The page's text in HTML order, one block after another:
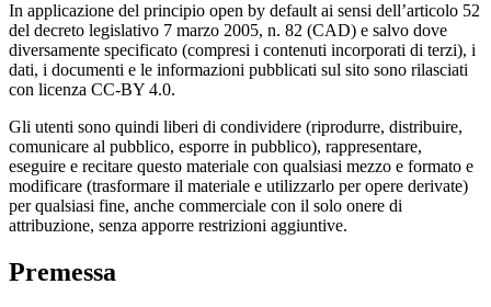
In applicazione del principio open by default ai sensi dell’articolo 52
del decreto legislativo 7 marzo 2005, n. 82 (CAD) e salvo dove
diversamente specificato (compresi i contenuti incorporati di terzi), i
dati, i documenti e le informazioni pubblicati sul sito sono rilasciati
con licenza CC-BY 4.0.
Gli utenti sono quindi liberi di condividere (riprodurre, distribuire,
comunicare al pubblico, esporre in pubblico), rappresentare,
eseguire e recitare questo materiale con qualsiasi mezzo e formato e
modificare (trasformare il materiale e utilizzarlo per opere derivate)
per qualsiasi fine, anche commerciale con il solo onere di
attribuzione, senza apporre restrizioni aggiuntive.
Premessa